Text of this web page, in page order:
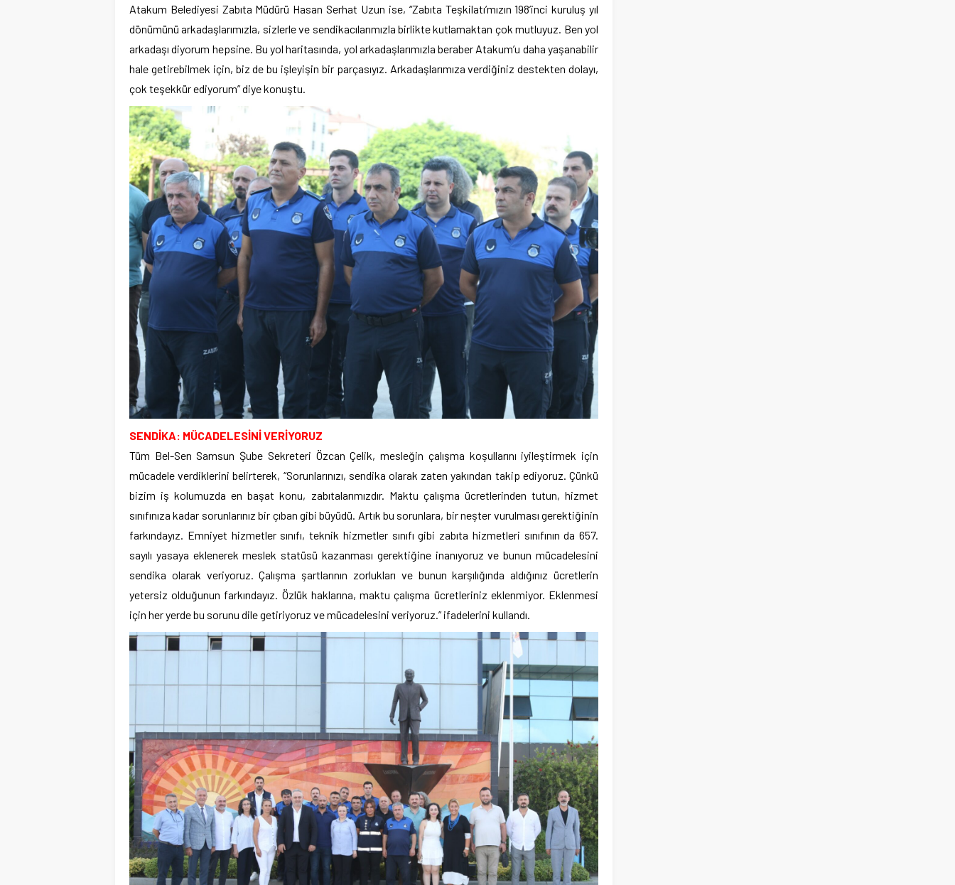
Atakum Belediyesi Zabıta Müdürü Hasan Serhat Uzun ise, “Zabıta Teşkilatı’mızın 198’inci kuruluş yıl
dönümünü arkadaşlarımızla, sizlerle ve sendikacılarımızla birlikte kutlamaktan çok mutluyuz. Ben yol
arkadaşı diyorum hepsine. Bu yol haritasında, yol arkadaşlarımızla beraber Atakum’u daha yaşanabilir
hale getirebilmek için, biz de bu işleyişin bir parçasıyız. Arkadaşlarımıza verdiğiniz destekten dolayı,
çok teşekkür ediyorum” diye konuştu.
SENDİKA: MÜCADELESİNİ VERİYORUZ
Tüm Bel-Sen Samsun Şube Sekreteri Özcan Çelik, mesleğin çalışma koşullarını iyileştirmek için
mücadele verdiklerini belirterek, “Sorunlarınızı, sendika olarak zaten yakından takip ediyoruz. Çünkü
bizim iş kolumuzda en başat konu, zabıtalarımızdır. Maktu çalışma ücretlerinden tutun, hizmet
sınıfınıza kadar sorunlarınız bir çıban gibi büyüdü. Artık bu sorunlara, bir neşter vurulması gerektiğinin
farkındayız. Emniyet hizmetler sınıfı, teknik hizmetler sınıfı gibi zabıta hizmetleri sınıfının da 657.
sayılı yasaya eklenerek meslek statüsü kazanması gerektiğine inanıyoruz ve bunun mücadelesini
sendika olarak veriyoruz. Çalışma şartlarının zorlukları ve bunun karşılığında aldığınız ücretlerin
yetersiz olduğunun farkındayız. Özlük haklarına, maktu çalışma ücretleriniz eklenmiyor. Eklenmesi
için her yerde bu sorunu dile getiriyoruz ve mücadelesini veriyoruz.” ifadelerini kullandı.